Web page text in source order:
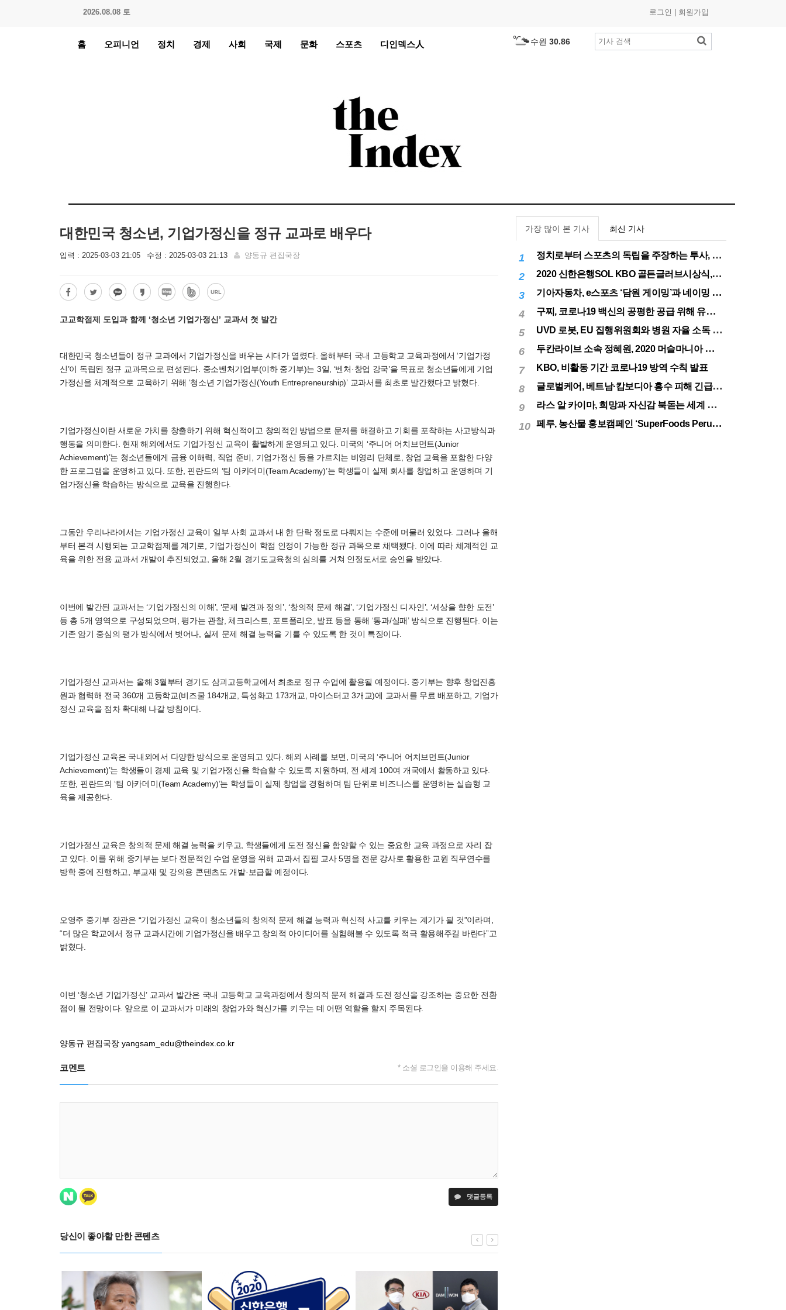
2026.08.08 토 로그인 회원가입
홈 오피니언 정치 경제 사회 국제 문화 스포츠 디인덱스人
℃
수원 30.86
목포27.7℃
울산24.64
창원28.24
전주27.5 ℃
대한민국 청소년, 기업가정신을 정규 교과로 배우다
입력 : 2025-03-03 21:05 수정 : 2025-03-03 21:13 양동규 편집국장
고교학점제 도입과 함께 ‘청소년 기업가정신’ 교과서 첫 발간
대한민국 청소년들이 정규 교과에서 기업가정신을 배우는 시대가 열렸다. 올해부터 국내 고등학교 교육과정에서 ‘기업가정
신’이 독립된 정규 교과목으로 편성된다. 중소벤처기업부(이하 중기부)는 3일, ‘벤처·창업 강국’을 목표로 청소년들에게 기업
가정신을 체계적으로 교육하기 위해 ‘청소년 기업가정신(Youth Entrepreneurship)’ 교과서를 최초로 발간했다고 밝혔다.
기업가정신이란 새로운 가치를 창출하기 위해 혁신적이고 창의적인 방법으로 문제를 해결하고 기회를 포착하는 사고방식과
행동을 의미한다. 현재 해외에서도 기업가정신 교육이 활발하게 운영되고 있다. 미국의 ‘주니어 어치브먼트(Junior
Achievement)’는 청소년들에게 금융 이해력, 직업 준비, 기업가정신 등을 가르치는 비영리 단체로, 창업 교육을 포함한 다양
한 프로그램을 운영하고 있다. 또한, 핀란드의 ‘팀 아카데미(Team Academy)’는 학생들이 실제 회사를 창업하고 운영하며 기
업가정신을 학습하는 방식으로 교육을 진행한다.
그동안 우리나라에서는 기업가정신 교육이 일부 사회 교과서 내 한 단락 정도로 다뤄지는 수준에 머물러 있었다. 그러나 올해
부터 본격 시행되는 고교학점제를 계기로, 기업가정신이 학점 인정이 가능한 정규 과목으로 채택됐다. 이에 따라 체계적인 교
육을 위한 전용 교과서 개발이 추진되었고, 올해 2월 경기도교육청의 심의를 거쳐 인정도서로 승인을 받았다.
이번에 발간된 교과서는 ‘기업가정신의 이해’, ‘문제 발견과 정의’, ‘창의적 문제 해결’, ‘기업가정신 디자인’, ‘세상을 향한 도전’
등 총 5개 영역으로 구성되었으며, 평가는 관찰, 체크리스트, 포트폴리오, 발표 등을 통해 ‘통과/실패’ 방식으로 진행된다. 이는
기존 암기 중심의 평가 방식에서 벗어나, 실제 문제 해결 능력을 기를 수 있도록 한 것이 특징이다.
기업가정신 교과서는 올해 3월부터 경기도 삼괴고등학교에서 최초로 정규 수업에 활용될 예정이다. 중기부는 향후 창업진흥
원과 협력해 전국 360개 고등학교(비즈쿨 184개교, 특성화고 173개교, 마이스터고 3개교)에 교과서를 무료 배포하고, 기업가
정신 교육을 점차 확대해 나갈 방침이다.
기업가정신 교육은 국내외에서 다양한 방식으로 운영되고 있다. 해외 사례를 보면, 미국의 ‘주니어 어치브먼트(Junior
Achievement)’는 학생들이 경제 교육 및 기업가정신을 학습할 수 있도록 지원하며, 전 세계 100여 개국에서 활동하고 있다.
또한, 핀란드의 ‘팀 아카데미(Team Academy)’는 학생들이 실제 창업을 경험하며 팀 단위로 비즈니스를 운영하는 실습형 교
육을 제공한다.
기업가정신 교육은 창의적 문제 해결 능력을 키우고, 학생들에게 도전 정신을 함양할 수 있는 중요한 교육 과정으로 자리 잡
고 있다. 이를 위해 중기부는 보다 전문적인 수업 운영을 위해 교과서 집필 교사 5명을 전문 강사로 활용한 교원 직무연수를
방학 중에 진행하고, 부교재 및 강의용 콘텐츠도 개발·보급할 예정이다.
오영주 중기부 장관은 “기업가정신 교육이 청소년들의 창의적 문제 해결 능력과 혁신적 사고를 키우는 계기가 될 것”이라며,
“더 많은 학교에서 정규 교과시간에 기업가정신을 배우고 창의적 아이디어를 실험해볼 수 있도록 적극 활용해주길 바란다”고
밝혔다.
이번 ‘청소년 기업가정신’ 교과서 발간은 국내 고등학교 교육과정에서 창의적 문제 해결과 도전 정신을 강조하는 중요한 전환
점이 될 전망이다. 앞으로 이 교과서가 미래의 창업가와 혁신가를 키우는 데 어떤 역할을 할지 주목된다.
양동규 편집국장 yangsam_edu@theindex.co.kr
코멘트 * 소셜 로그인을 이용해 주세요.
댓글등록
당신이 좋아할 만한 콘텐츠
가장 많이 본 기사 최신 기사
1 정치로부터 스포츠의 독립을 주장하는 투사, 이기흥 대한체육회장 연임 성공
2 2020 신한은행SOL KBO 골든글러브시상식, 12월 11일(금) 시행
3 기아자동차, e스포츠 ‘담원 게이밍’과 네이밍 스폰서십 체결
4 구찌, 코로나19 백신의 공평한 공급 위해 유니세프에 50만달러 기부
5 UVD 로봇, EU 집행위원회와 병원 자율 소독 로봇 200대 공급 계약
6 두칸라이브 소속 정혜원, 2020 머슬마니아 세계대회 우승
7 KBO, 비활동 기간 코로나19 방역 수칙 발표
8 글로벌케어, 베트남·캄보디아 홍수 피해 긴급구호 실시
9 라스 알 카이마, 희망과 자신감 북돋는 세계 최대 불꽃놀이
10 페루, 농산물 홍보캠페인 ‘SuperFoods Peru’ 아시아 진출개척